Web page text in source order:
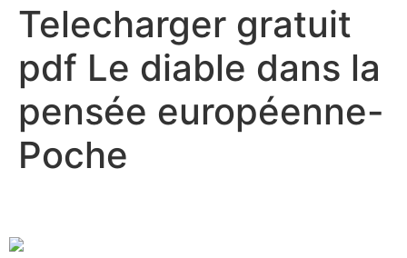
Telecharger gratuit
pdf Le diable dans la
pensée européenne-
Poche